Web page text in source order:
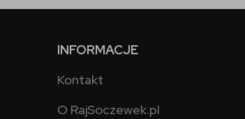
INFORMACJE
Kontakt
O RajSoczewek.pl